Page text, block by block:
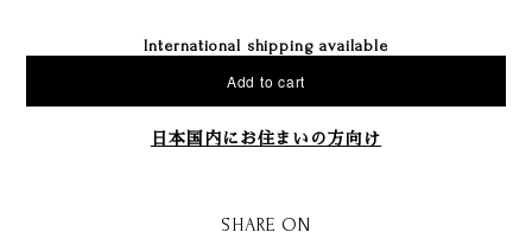
International shipping available
Add to cart
日本国内にお住まいの方向け
SHARE ON